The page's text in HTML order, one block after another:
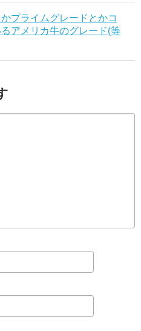
プライムグレードとかコ
アメリカ牛のグレード(等